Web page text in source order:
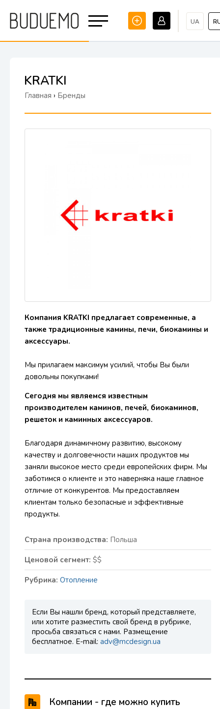
UA
KRATKI
Главная › Бренды
Компания KRATKI предлагает современные, а
также традиционные камины, печи, биокамины и
аксессуары.
Мы прилагаем максимум усилий, чтобы Вы были
довольны покупками!
Сегодня мы являемся известным
производителем каминов, печей, биокаминов,
решеток и каминных аксессуаров.
Благодаря динамичному развитию, высокому
качеству и долговечности наших продуктов мы
заняли высокое место среди европейских фирм. Мы
заботимся о клиенте и это наверняка наше главное
отличие от конкурентов. Мы предоставляем
клиентам только безопасные и эффективные
продукты.
Страна производства: Польша
Ценовой сегмент: $$
Рубрика: Отопление
Если Вы нашли бренд, который представляете,
или хотите разместить свой бренд в рубрике,
просьба связаться с нами. Размещение
бесплатное. E-mail: adv@mcdesign.ua
Компании - где можно купить